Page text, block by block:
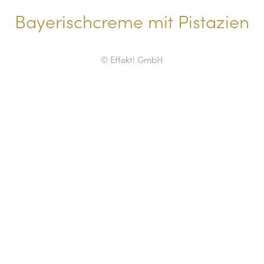
Bayerischcreme mit Pistazien
© Effekt! GmbH